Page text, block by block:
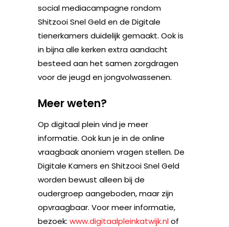
social mediacampagne rondom
Shitzooi Snel Geld en de Digitale
tienerkamers duidelijk gemaakt. Ook is
in bijna alle kerken extra aandacht
besteed aan het samen zorgdragen
voor de jeugd en jongvolwassenen.
Meer weten?
Op digitaal plein vind je meer
informatie. Ook kun je in de online
vraagbaak anoniem vragen stellen. De
Digitale Kamers en Shitzooi Snel Geld
worden bewust alleen bij de
oudergroep aangeboden, maar zijn
opvraagbaar. Voor meer informatie,
bezoek: www.digitaalpleinkatwijk.nlof